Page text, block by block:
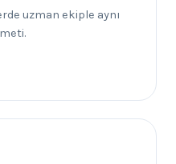
uzman ekiple aynı